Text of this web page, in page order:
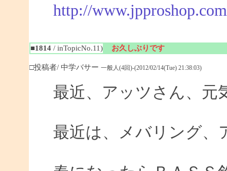
http://
■1814/ inTopicNo.11) お久しぶりです
□投稿者/ 中学バサー 一般人(4回)-(2012/02/14(Tue) 21:38:03)
最近、アッツさん、元
最近は、メバリング、